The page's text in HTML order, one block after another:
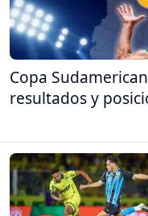
Copa
resultados y